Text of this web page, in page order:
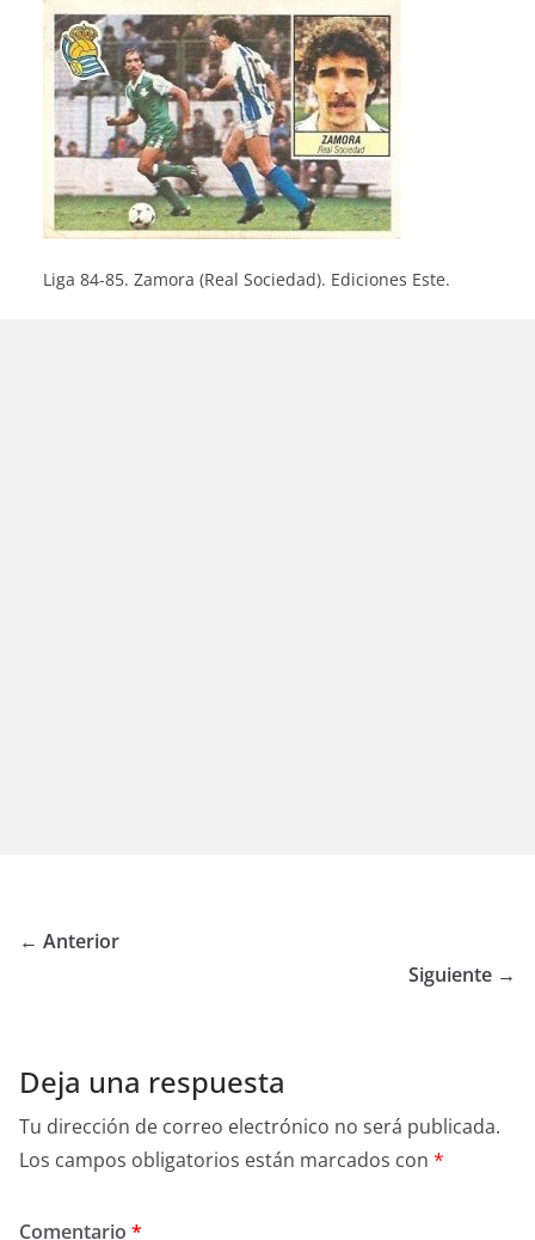
Liga 84-85. Zamora (Real Sociedad). Ediciones Este.
← Anterior
Siguiente →
Deja una respuesta
Tu dirección de correo electrónico no será publicada.
Los campos obligatorios están marcados con *
Comentario *